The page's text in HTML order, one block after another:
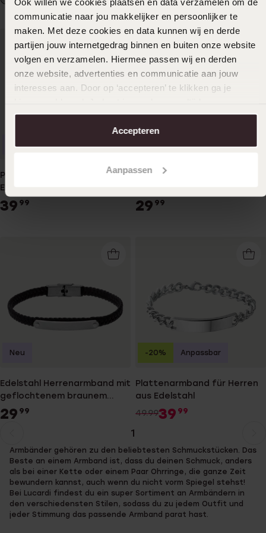
communicatie naar jou makkelijker en persoonlijker te
maken. Met deze cookies en data kunnen wij en derde
partijen jouw internetgedrag binnen en buiten onze website
volgen en verzamelen. Hiermee passen wij en derden
onze website, advertenties en communicatie aan jouw
interesses aan. Door op ‘accepteren’ te klikken ga je
aanpassen. Lees er meer over in onscookiebeleid.
Accepteren
Aanpassen
Plattenarmband für Herren,
Edelstahl, schwarz, mit
schwarzer Gravur
39 99
Anpassbar
Edelstahl
geflochtenes Leder schwarz
29 99
Neu
Edelstahl Herrenarmband mit
geflochtenem braunem
Leder
29 99
Neu
Plattenarmband für Herren
aus Edelstahl
49.9939 99
-20% Anpassbar
Seite
1
zur
Seite
Armbänder gehören zu den beliebtesten Schmuckstücken. Das
Beste an einem Armband ist, dass du deinen Schmuck, anders
als bei einer Kette oder einem Paar Ohrringe, die ganze Zeit
bewundern kannst, auch wenn du nicht vorm Spiegel stehst!
Bei Lucardi findest du ein super Sortiment an Armbändern in
den verschiedensten Stilen, sodass du zu jedem Outfit und
jeder Stimmung das passende Armband parat hast.